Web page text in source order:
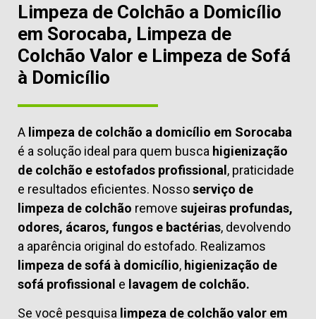
Limpeza de Colchão a Domicílio
em Sorocaba, Limpeza de
Colchão Valor e Limpeza de Sofá
à Domicílio
A limpeza de colchão a domicílio em Sorocaba
é a solução ideal para quem busca higienização
de colchão e estofados profissional, praticidade
e resultados eficientes. Nossoserviço de
limpeza de colchão remove sujeiras profundas,
odores, ácaros, fungos e bactérias, devolvendo
a aparência original do estofado. Realizamos
limpeza de sofá à domicílio, higienização de
sofá profissional e lavagem de colchão.
Se você pesquisa limpeza de colchão valor em